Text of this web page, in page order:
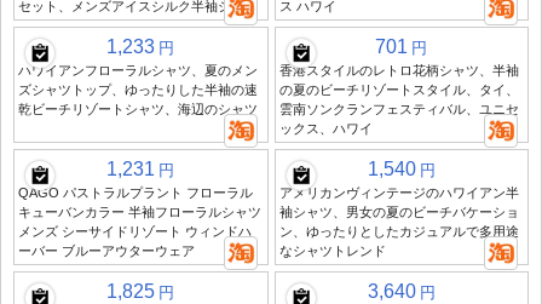
セット、メンズアイスシルク半袖シャツ
ス ハワイ
1,233 円
ハワイアンフローラルシャツ、夏のメン
ズシャツトップ、ゆったりした半袖の速
乾ビーチリゾートシャツ、海辺のシャツ
701 円
香港スタイルのレトロ花柄シャツ、半袖
の夏のビーチリゾートスタイル、タイ、
雲南ソンクランフェスティバル、ユニセ
ックス、ハワイ
1,231 円
QAGO パストラルプラント フローラル
キューバンカラー 半袖フローラルシャツ
メンズ シーサイドリゾート ウィンドハ
ーバー ブルーアウターウェア
1,540 円
アメリカンヴィンテージのハワイアン半
袖シャツ、男女の夏のビーチバケーショ
ン、ゆったりとしたカジュアルで多用途
なシャツトレンド
1,825 円 3,640 円